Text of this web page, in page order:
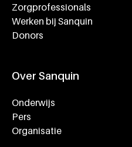
Zorgprofessionals
Werken bij Sanquin
Donors
Over Sanquin
Onderwijs
Pers
Organisatie